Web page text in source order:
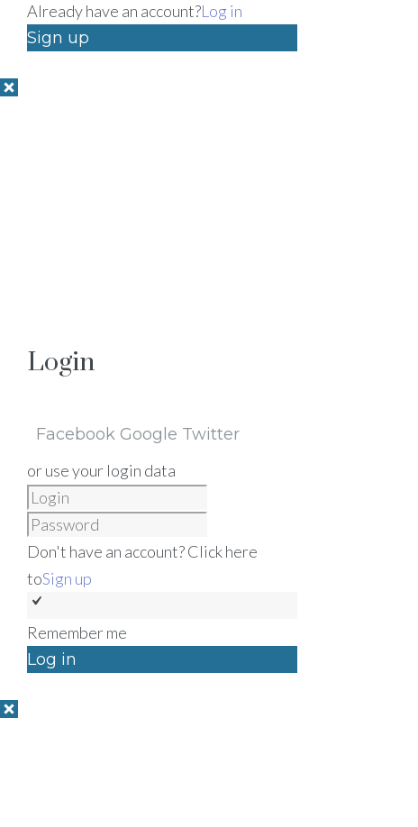
Already have an account?Log in
Sign up
Login
Facebook Google Twitter
or use your login data
Don't have an account? Click here
toSign up
Remember me
Log in